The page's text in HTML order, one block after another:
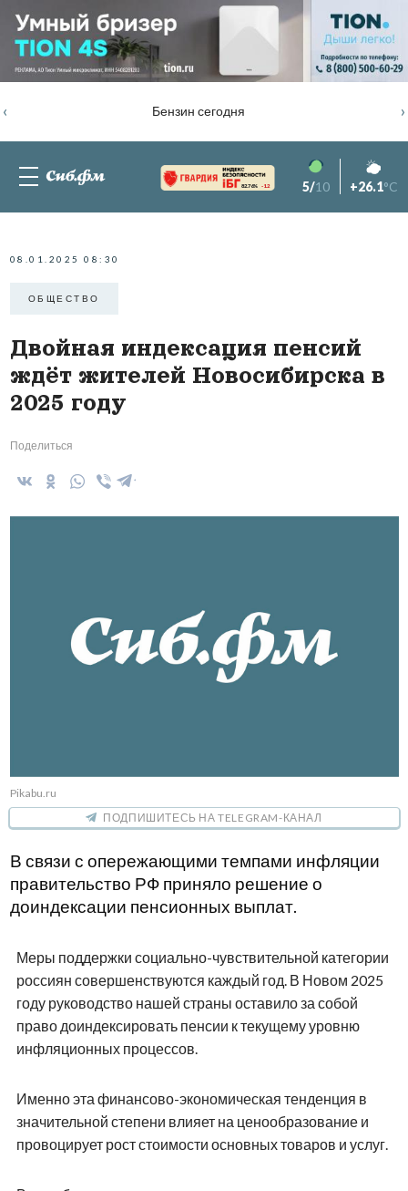
Бензин сегодня
‹ ›
82.76% -1.2 5/10 +26.1°C
08.01.2025 08:30
ОБЩЕСТВО
Двойная индексация пенсий
ждёт жителей Новосибирска в
2025 году
Поделиться
Pikabu.ru
ПОДПИШИТЕСЬ НА TELEGRAM-КАНАЛ
В связи с опережающими темпами инфляции
правительство РФ приняло решение о
доиндексации пенсионных выплат.
Меры поддержки социально-чувствительной категории
россиян совершенствуются каждый год. В Новом 2025
году руководство нашей страны оставило за собой
право доиндексировать пенсии к текущему уровню
инфляционных процессов.
Именно эта финансово-экономическая тенденция в
значительной степени влияет на ценообразование и
провоцирует рост стоимости основных товаров и услуг.